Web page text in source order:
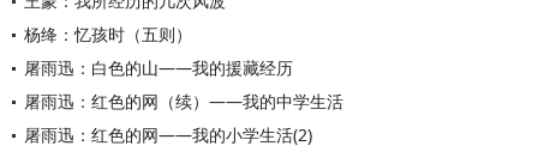
杨绛：忆孩时（五则）
屠雨迅：白色的山——我的援藏经历
屠雨迅：红色的网（续）——我的中学生活
屠雨迅：红色的网——我的小学生活(2)